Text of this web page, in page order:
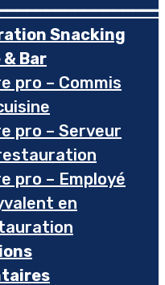
Snacking
Bar
pro – Commis
pro – Serveur
pro – Employé
en